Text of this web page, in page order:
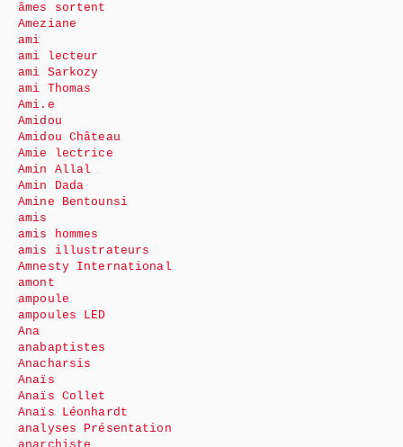
âmes sortent
Ameziane
ami
ami lecteur
ami Sarkozy
ami Thomas
Ami.e
Amidou
Amidou Château
Amie lectrice
Amin Allal
Amin Dada
Amine Bentounsi
amis
amis hommes
amis illustrateurs
Amnesty International
amont
ampoule
ampoules LED
Ana
anabaptistes
Anacharsis
Anaïs
Anaïs Collet
Anaïs Léonhardt
analyses Présentation